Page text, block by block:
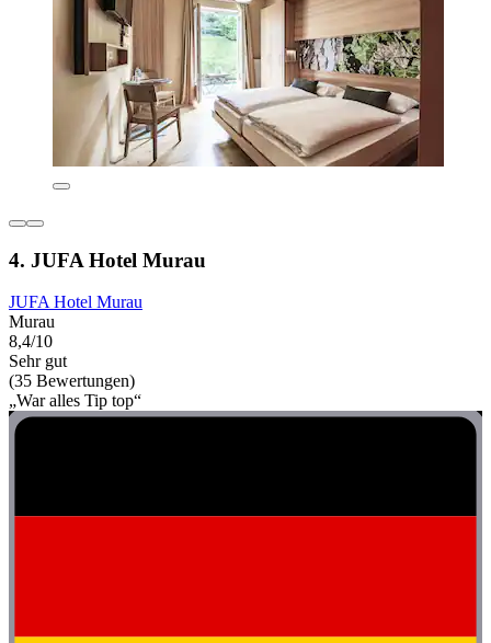
4. JUFA Hotel Murau
JUFA Hotel Murau
Murau
8,4/10
Sehr gut
(35 Bewertungen)
„War alles Tip top“